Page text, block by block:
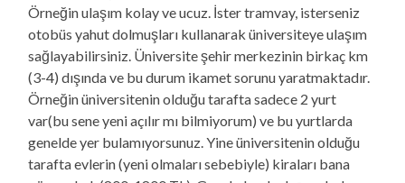
Örneğin ulaşım kolay ve ucuz. İster tramvay, isterseniz
otobüs yahut dolmuşları kullanarak üniversiteye ulaşım
sağlayabilirsiniz. Üniversite şehir merkezinin birkaç km
(3-4) dışında ve bu durum ikamet sorunu yaratmaktadır.
Örneğin üniversitenin olduğu tarafta sadece 2 yurt
var(bu sene yeni açılır mı bilmiyorum) ve bu yurtlarda
genelde yer bulamıyorsunuz. Yine üniversitenin olduğu
tarafta evlerin (yeni olmaları sebebiyle) kiraları bana